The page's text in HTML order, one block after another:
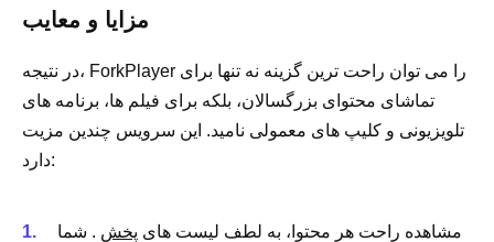
مزایا و معایب
در نتیجه، ForkPlayer را می توان راحت ترین گزینه نه تنها برای
تماشای محتوای بزرگسالان، بلکه برای فیلم ها، برنامه های
تلویزیونی و کلیپ های معمولی نامید. این سرویس چندین مزیت
دارد:
مشاهده راحت هر محتوا، به لطف لیست های پخش . شما